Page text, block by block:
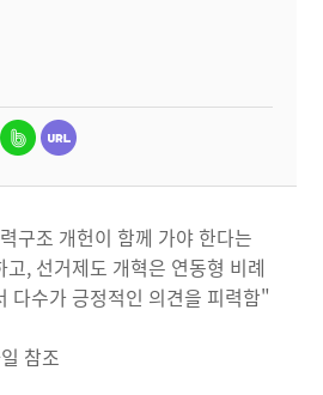
구조 개헌이 함께 가야 한다는
, 선거제도 개혁은 연동형 비례
다수가 긍정적인 의견을 피력함"
참조